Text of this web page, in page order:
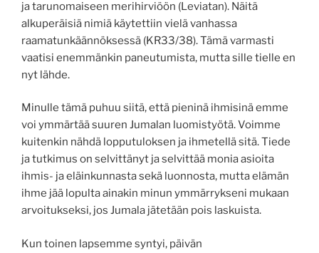
ja tarunomaiseen merihirviöön (Leviatan). Näitä
alkuperäisiä nimiä käytettiin vielä vanhassa
raamatunkäännöksessä (KR33/38). Tämä varmasti
vaatisi enemmänkin paneutumista, mutta sille tielle en
nyt lähde.
Minulle tämä puhuu siitä, että pieninä ihmisinä emme
voi ymmärtää suuren Jumalan luomistyötä. Voimme
kuitenkin nähdä lopputuloksen ja ihmetellä sitä. Tiede
ja tutkimus on selvittänyt ja selvittää monia asioita
ihmis- ja eläinkunnasta sekä luonnosta, mutta elämän
ihme jää lopulta ainakin minun ymmärrykseni mukaan
arvoitukseksi, jos Jumala jätetään pois laskuista.
Kun toinen lapsemme syntyi, päivän